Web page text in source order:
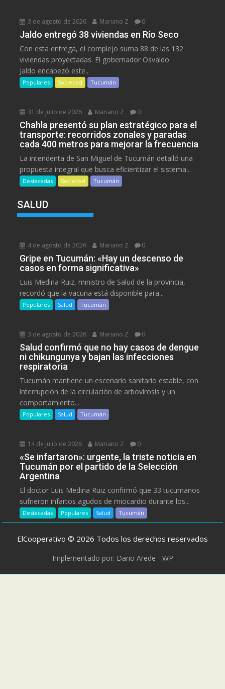
3 de agosto de 2026 Mariano Z 0
Jaldo entregó 38 viviendas en Río Seco
Con esta entrega, el complejo suma 88 de las 132
viviendas proyectadas. El gobernador Osvaldo
Jaldo encabezó este...
Populares Sociedad Tucumán
31 de julio de 2026 Mariano Z 0
Chahla presentó su plan estratégico para el
transporte: recorridos zonales y paradas
cada 400 metros para mejorar la frecuencia
La intendenta de San Miguel de Tucumán detalló una
propuesta integral que busca eficientizar el sistema...
Destacadas Sociedad Tucumán
SALUD
4 de agosto de 2026 Mariano Z 0
Gripe en Tucumán: «Hay un descenso de
casos en forma significativa»
Luis Medina Ruiz, ministro de Salud de la provincia,
recordó que la vacuna está disponible para...
Populares Salud Tucumán
3 de agosto de 2026 Mariano Z 0
Salud confirmó que no hay casos de dengue
ni chikungunya y bajan las infecciones
respiratoria
Tucumán mantiene un escenario sanitario estable, con
interrupción de la circulación de arbovirosis y un
comportamiento...
Populares Salud Tucumán
14 de julio de 2026 Mariano Z 0
«Se infartaron»: urgente, la triste noticia en
Tucumán por el partido de la Selección
Argentina
El doctor Luis Medina Ruiz confirmó que 33 tucumanos
sufrieron infartos agudos de miocardio durante los...
Destacadas Populares Salud Tucumán
ElCooperativo © 2026 Todos los derechos reservados